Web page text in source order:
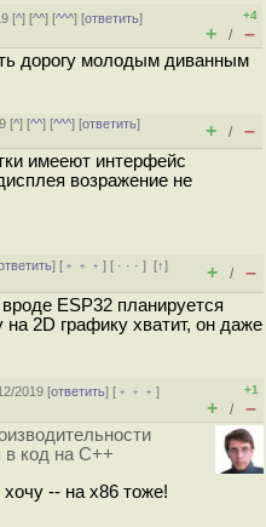
[^] [^^] [^^^] [ответить]
+4
+ / –
дорогу молодым диванным
[^] [^^] [^^^] [ответить]
+ / –
имееют интерфейс
возражение не
] [ ﹢﹢﹢] [ · · ·][↑]
+ / –
ESP32 планируется
2D графику хватит, он даже
2019 [ответить] [ ﹢﹢﹢]
+1
+ / –
в код на C++
-- на x86 тоже!